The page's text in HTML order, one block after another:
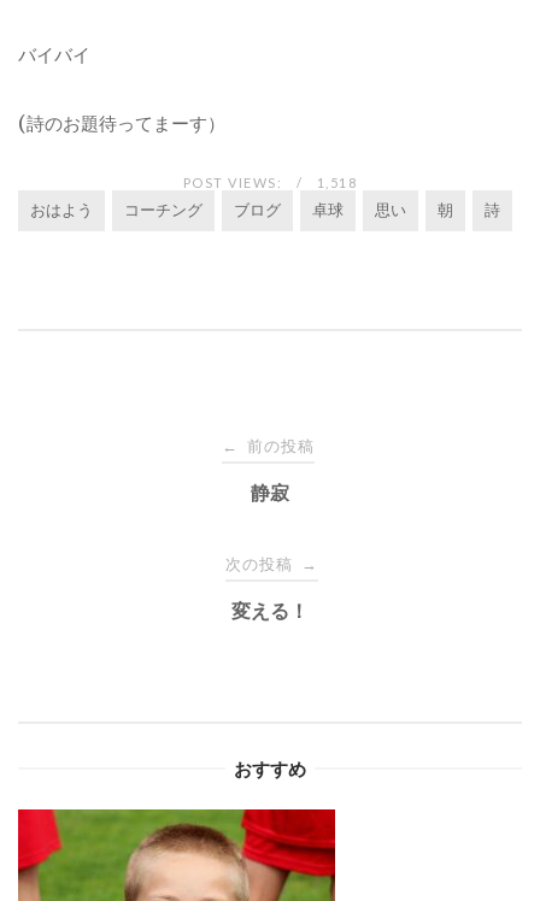
バイバイ
(詩のお題待ってまーす）
POST VIEWS: 1,518
おはよう コーチング ブログ 卓球 思い 朝 詩
シ
ョ
← 前の投稿
静寂
次の投稿 →
変える！
おすすめ